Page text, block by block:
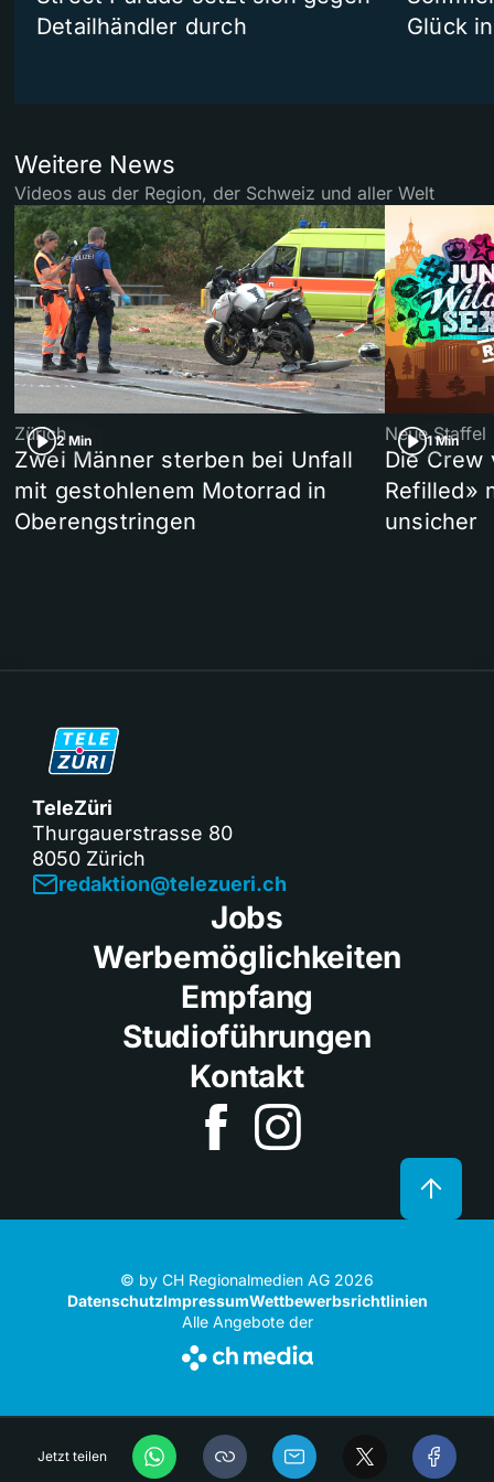
Jetzt teilen
Detailhändler durch
Glück
Weitere News
Videos aus der Region, der Schweiz und aller Welt
2 Min
Zürich
Zwei Männer sterben bei Unfall
mit gestohlenem Motorrad in
Oberengstringen
1 Min
Neue Staffel
Die Crew
Refilled»
unsicher
TeleZüri
Thurgauerstrasse 80
8050 Zürich
redaktion@telezueri.ch
Jobs
Werbemöglichkeiten
Empfang
Studioführungen
Kontakt
© by CH Regionalmedien AG 2026
DatenschutzImpressumWettbewerbsrichtlinien
Alle Angebote der